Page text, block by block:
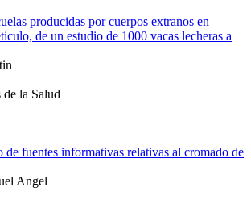
producidas por cuerpos extranos en
de un estudio de 1000 vacas lecheras a
la Salud
fuentes informativas relativas al cromado de
Angel